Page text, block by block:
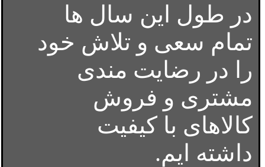
در طول این سال ها
تمام سعی و تلاش خود
را در رضایت مندی
مشتری و فروش
کالاهای با کیفیت
داشته ایم.